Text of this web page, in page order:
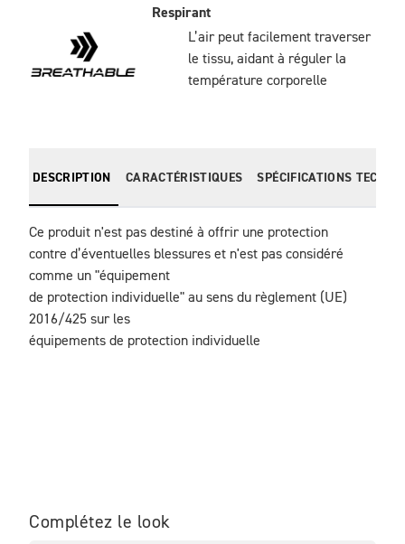
Respirant
L’air peut facilement traverser
le tissu, aidant à réguler la
température corporelle
DESCRIPTION CARACTÉRISTIQUES SPÉCIFICATIONS
Ce produit n'est pas destiné à offrir une protection
contre d’éventuelles blessures et n'est pas considéré
comme un "équipement
de protection individuelle" au sens du règlement (UE)
2016/425 sur les
équipements de protection individuelle
Complétez le look